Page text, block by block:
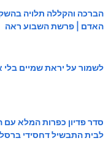
הברכה והקללה תלויה
האדם | פרשת השבוע ראה
לשמור על יראת שמיים בלי
סדר פדיון כפרות המלא עם
לבית התבשיל דחסידי